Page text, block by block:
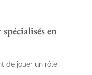
en
de jouer un rôle